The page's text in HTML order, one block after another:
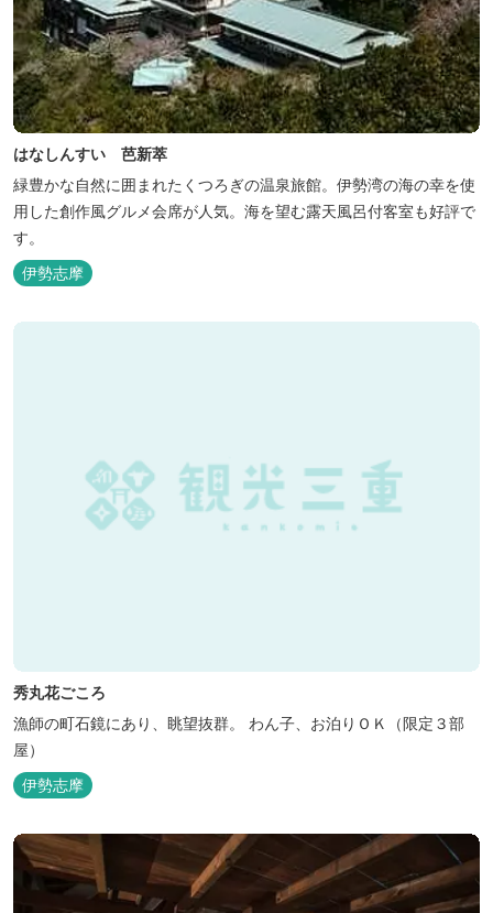
はなしんすい 芭新萃
緑豊かな自然に囲まれたくつろぎの温泉旅館。伊勢湾の海の幸を使
用した創作風グルメ会席が人気。海を望む露天風呂付客室も好評で
す。
伊勢志摩
秀丸花ごころ
漁師の町石鏡にあり、眺望抜群。 わん子、お泊りＯＫ（限定３部
屋）
伊勢志摩